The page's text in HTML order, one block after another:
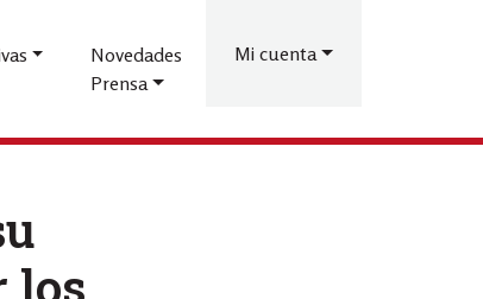
Novedades
Prensa
de
de
Mi cuenta